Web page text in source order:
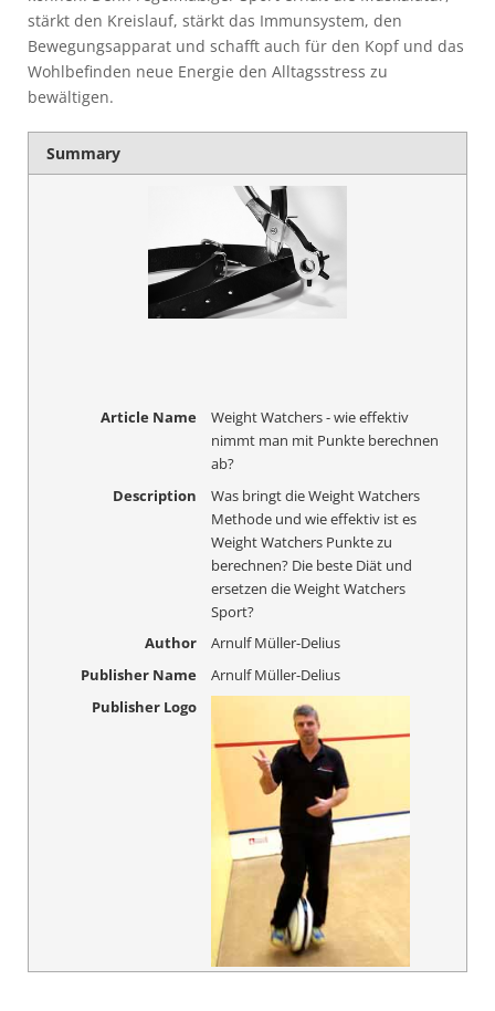
stärkt den Kreislauf, stärkt das Immunsystem, den
Bewegungsapparat und schafft auch für den Kopf und das
Wohlbefinden neue Energie den Alltagsstress zu
bewältigen.
Summary
Article Name
Weight Watchers - wie effektiv
nimmt man mit Punkte berechnen
ab?
Description
Was bringt die Weight Watchers
Methode und wie effektiv ist es
Weight Watchers Punkte zu
berechnen? Die beste Diät und
ersetzen die Weight Watchers
Sport?
Author
Arnulf Müller-Delius
Publisher Name
Arnulf Müller-Delius
Publisher Logo